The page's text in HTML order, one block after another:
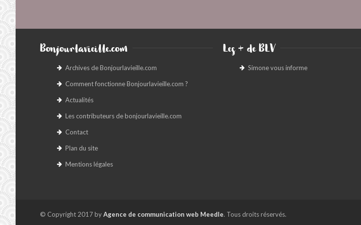
Bonjourlavieille.com
Archives de Bonjourlavieille.com
Comment fonctionne Bonjourlavieille.com ?
Actualités
Les contributeurs de bonjourlavieille.com
Contact
Plan du site
Mentions légales
Les + de BLV
Simone vous informe
© Copyright 2017 byAgence de communication web Meedle. Tous droits réservés.